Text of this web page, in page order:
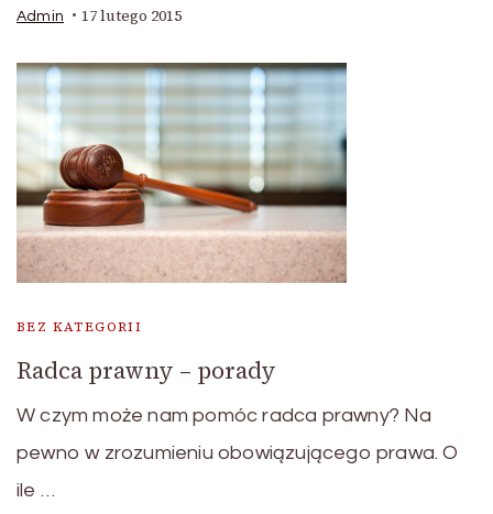
Admin 17 lutego 2015
BEZ KATEGORII
Radca prawny – porady
W czym może nam pomóc radca prawny? Na
pewno w zrozumieniu obowiązującego prawa. O
ile …